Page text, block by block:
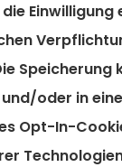
Speicherung
oder in
Opt-In-